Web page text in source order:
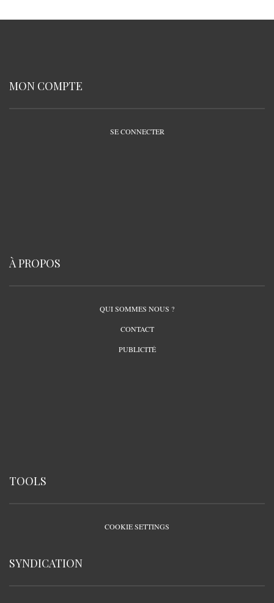
MON COMPTE
SE CONNECTER
À PROPOS
QUI SOMMES NOUS ?
CONTACT
PUBLICITÉ
TOOLS
COOKIE SETTINGS
SYNDICATION